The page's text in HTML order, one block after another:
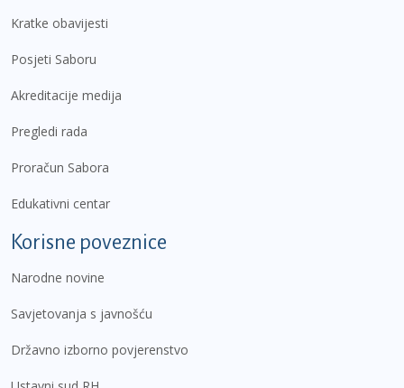
Kratke obavijesti
Posjeti Saboru
Akreditacije medija
Pregledi rada
Proračun Sabora
Edukativni centar
Korisne poveznice
Narodne novine
Savjetovanja s javnošću
Državno izborno povjerenstvo